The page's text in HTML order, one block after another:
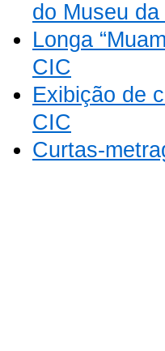
do Museu
Longa
CIC
Exibição de
CIC
Curtas-